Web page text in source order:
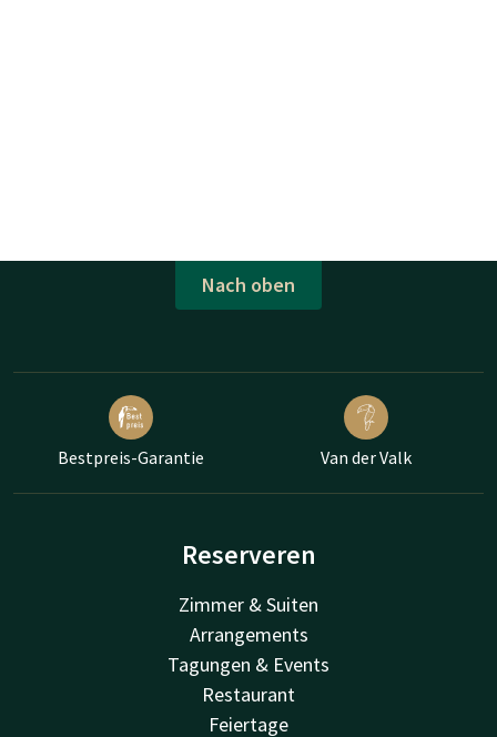
Nach oben
Bestpreis-Garantie Van der Valk
Reserveren
Zimmer & Suiten
Arrangements
Tagungen & Events
Restaurant
Feiertage